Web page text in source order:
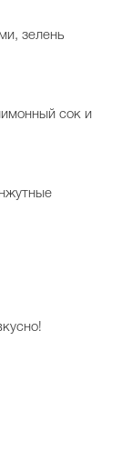
зелень
сок и